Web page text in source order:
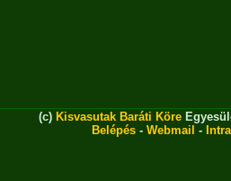
(c) Kisvasutak Baráti Köre
Belépés - Webmail -